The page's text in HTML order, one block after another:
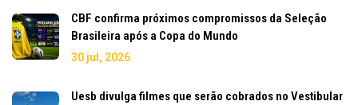
CBF confirma próximos compromissos da Seleção
Brasileira após a Copa do Mundo
30 jul, 2026
Uesb divulga filmes que serão cobrados no Vestibular